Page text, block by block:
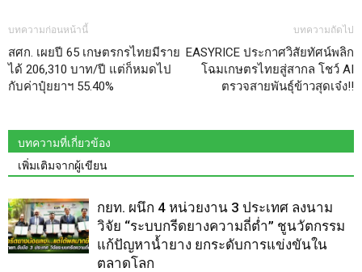
บทความก่อนหน้านี้
สศก. เผยปี 65 เกษตรกรไทยมีราย
ได้ 206,310 บาท/ปี แต่ก็หมดไป
กับค่าปุ๋ยยาฯ 55.40%
บทความถัดไป
EASYRICE ประกาศวิสัยทัศน์พลิก
โฉมเกษตรไทยสู่สากล โชว์ AI
ตรวจสายพันธุ์ข้าวสุดเจ๋ง!!
บทความที่เกี่ยวข้อง
เพิ่มเติมจากผู้เขียน
กยท. ผนึก 4 หน่วยงาน 3 ประเทศ ลงนาม
วิจัย “ระบบกรีดยางความถี่ต่ำ” ชูนวัตกรรม
แก้ปัญหาน้ำยาง ยกระดับการแข่งขันใน
ตลาดโลก